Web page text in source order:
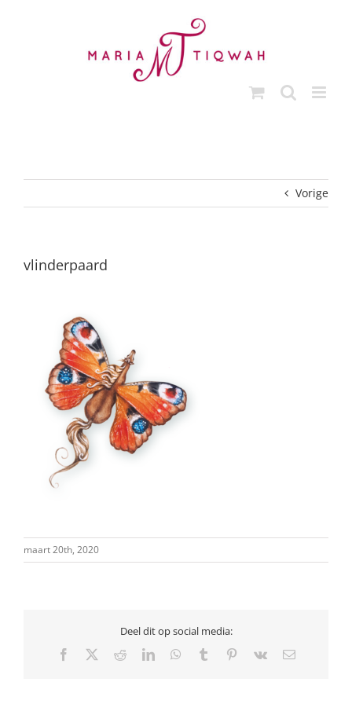
Vorige
vlinderpaard
maart 20th, 2020
Deel dit op social media:
Facebook RedditLinkedInWhatsApp
Tumblr Pinterest
Vk
E-